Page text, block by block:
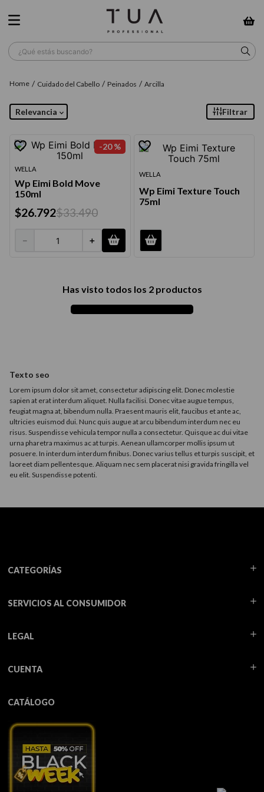
¿Qué estás buscando?
Cuidado del Cabello Peinados Arcilla
Relevancia Filtrar
-20 %
WELLA
Wp Eimi Bold Move
150ml
$26.792$33.490
＋
－
WELLA
Wp Eimi Texture Touch
75ml
Has visto todos los 2productos
Texto seo
Lorem ipsum dolor sit amet, consectetur adipiscing elit. Donec molestie
sapien at erat interdum aliquet. Nulla facilisi. Donec vitae augue tempus,
feugiat magna at, bibendum nulla. Praesent mauris elit, faucibus et ante ac,
ultricies euismod dui. Nunc quis augue at arcu bibendum interdum nec eu
risus. Suspendisse vehicula tempor nulla a consectetur. Quisque ac dui vitae
urna pharetra maximus ac at turpis. Aenean ullamcorper mollis ipsum ut
posuere. In interdum interdum finibus. Donec varius tellus et turpis suscipit, et
laoreet diam pellentesque. Aliquam nec sem placerat nisi gravida fringilla vel
eu elit. Suspendisse potenti.
CATEGORÍAS
SERVICIOS AL CONSUMIDOR
LEGAL
CUENTA
CATÁLOGO
TÉRMINOS MÁS BUSCADOS
1. wella
. farmavita
4 .
5 . cepillo
6. gama
protector térmico